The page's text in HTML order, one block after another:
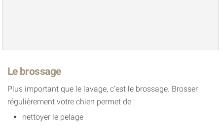
Le brossage
Plus important que le lavage, c’est le brossage. Brosser
régulièrement votre chien permet de :
nettoyer le pelage